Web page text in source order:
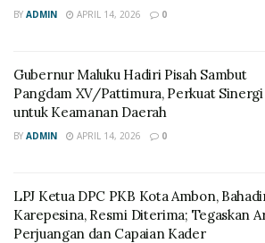
BY ADMIN APRIL 14, 2026 0
Gubernur Maluku Hadiri Pisah Sambut
Pangdam XV/Pattimura, Perkuat Sinergi
untuk Keamanan Daerah
BY ADMIN APRIL 14, 2026 0
LPJ Ketua DPC PKB Kota Ambon,
Karepesina, Resmi Diterima; Tegaskan
Perjuangan dan Capaian Kader